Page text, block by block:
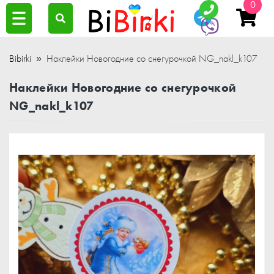
0
Bibirki Наклейки Новогодние со снегурочкой NG_nakl_k107
Наклейки Новогодние со снегурочкой
NG_nakl_k107